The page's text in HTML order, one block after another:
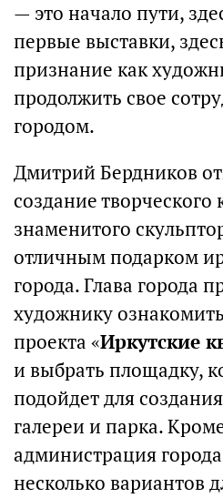
— это начало пути,
первые выставки,
признание как
продолжить свое
городом.
Дмитрий Бердников
создание творческого
знаменитого
отличным подарком
города. Глава города
художнику
проекта «Иркутские
и выбрать площадку,
подойдет для
галереи и парка.
администрация
несколько вариантов